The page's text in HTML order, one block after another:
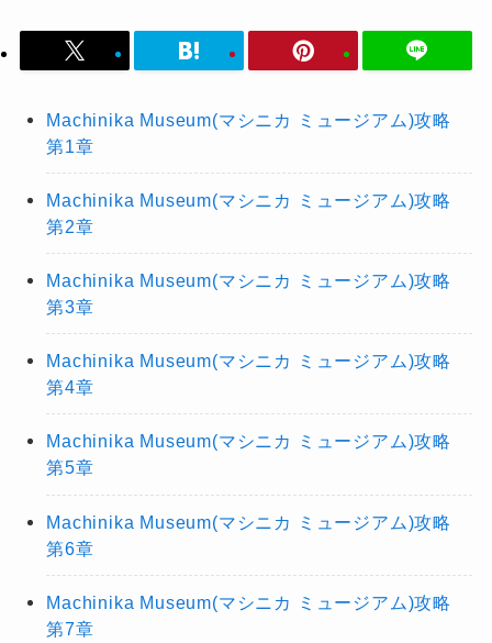
Machinika Museum(マシニカ ミュージアム)攻略
第1章
Machinika Museum(マシニカ ミュージアム)攻略
第2章
Machinika Museum(マシニカ ミュージアム)攻略
第3章
Machinika Museum(マシニカ ミュージアム)攻略
第4章
Machinika Museum(マシニカ ミュージアム)攻略
第5章
Machinika Museum(マシニカ ミュージアム)攻略
第6章
Machinika Museum(マシニカ ミュージアム)攻略
第7章